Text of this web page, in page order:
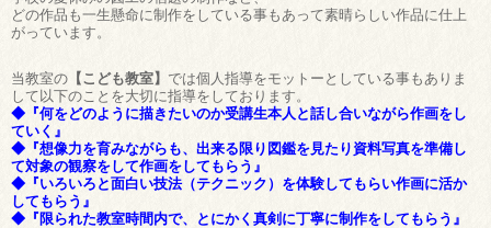
どの作品も一生懸命に制作をしている事もあって素晴らしい作品に仕上
がっています。
当教室の 【こども教室】 では個人指導をモットーとしている事もありま
して以下のことを大切に指導をしております。
◆『何をどのように描きたいのか受講生本人と話し合いながら作画をし
ていく』
◆『想像力を育みながらも、出来る限り図鑑を見たり資料写真を準備し
て対象の観察をして作画をしてもらう』
◆『いろいろと面白い技法（テクニック）を体験してもらい作画に活か
してもらう』
◆『限られた教室時間内で、とにかく真剣に丁寧に制作をしてもらう』